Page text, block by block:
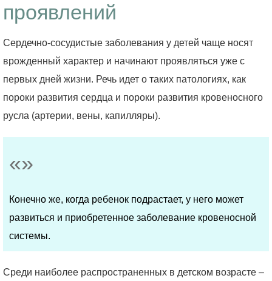
проявлений
Сердечно-сосудистые заболевания у детей чаще носят
врожденный характер и начинают проявляться уже с
первых дней жизни. Речь идет о таких патологиях, как
пороки развития сердца и пороки развития кровеносного
русла (артерии, вены, капилляры).
Конечно же, когда ребенок подрастает, у него может
развиться и приобретенное заболевание кровеносной
системы.
Среди наиболее распространенных в детском возрасте –